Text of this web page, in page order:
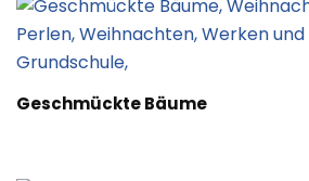
Geschmückte Bäume